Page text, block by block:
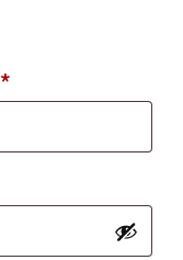
*Erforderlich